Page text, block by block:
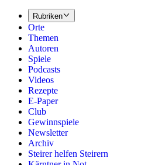
Rubriken
Orte
Themen
Autoren
Spiele
Podcasts
Videos
Rezepte
E-Paper
Club
Gewinnspiele
Newsletter
Archiv
Steirer helfen Steirern